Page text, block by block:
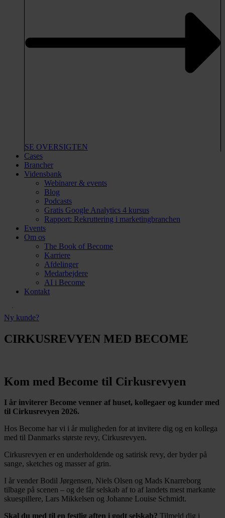
SE OVERSIGTEN
Cases
Brancher
Vidensbank
Webinarer & events
Blog
Podcasts
Gratis Google Analytics 4 kursus
Rapport: Rekruttering i marketingbranchen
Events
Om os
The Book of Become
Karriere
Afdelinger
Medarbejdere
AI i Become
Kontakt
Ny kunde?
CIRKUSREVYEN MED BECOME
Kom med Become til Cirkusrevyen
I år inviterer Become venner af huset, kollegaer og kunder med
til Cirkusrevyen 2026.
Hos Become har vi i år muligheden for at invitere dig og en kollega
med til Danmarks største revy, Cirkusrevyen.
Cirkusrevyen er en underholdende og satirisk revy, der byder på
sange, sketches og masser af grin.
I år vender Bodil Jørgensen, Niels Olsen og Mads Knarreborg
tilbage på scenen – og de får selskab af to af landets mest markante
skuespillere, Lars Mikkelsen og Johanne Louise Schmidt.
Skal du med til en festlig aften i godt selskab? Tilmeld dig i